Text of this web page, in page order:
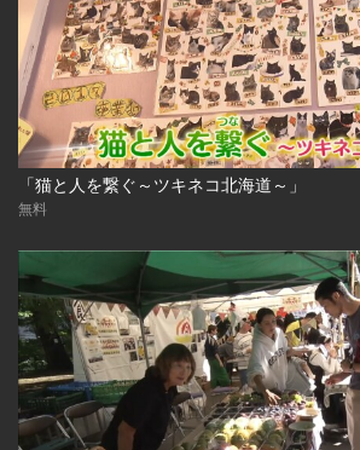
「猫と人を繋ぐ～ツキネコ北海道～」
無料